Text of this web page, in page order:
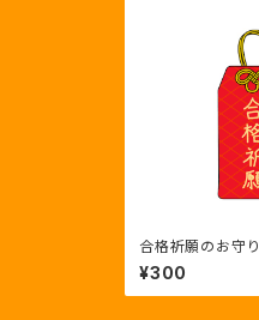
合格祈願のお守り
¥300